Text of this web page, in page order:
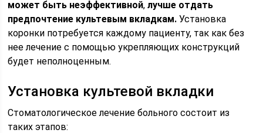
может быть неэффективной,лучше отдать
предпочтение культевым вкладкам. Установка
коронки потребуется каждому пациенту, так как без
нее лечение с помощью укрепляющих конструкций
будет неполноценным.
Установка культевой вкладки
Стоматологическое лечение больного состоит из
таких этапов: